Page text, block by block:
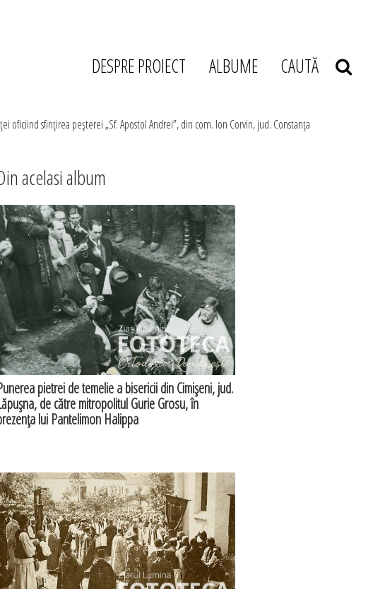
DESPRE PROIECT ALBUME CAUTĂ
oficiind sfinţirea peşterei „Sf. Apostol Andrei”, din com. Ion Corvin, jud. Constanţa
acelasi album
pietrei de temelie a bisericii din Cimişeni, jud.
de către mitropolitul Gurie Grosu, în
lui Pantelimon Halippa